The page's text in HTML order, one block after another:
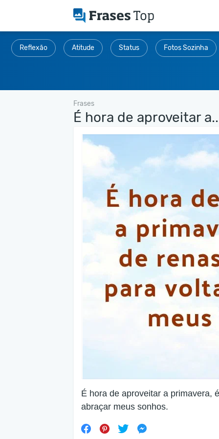
Reflexão Atitude Status Fotos Sozinha
Frases
É hora de aproveitar
É hora de aproveitar a primavera,
abraçar meus sonhos.